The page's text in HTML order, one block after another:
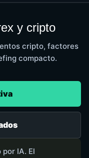
y cripto
cripto, factores
compacto.
IA. El